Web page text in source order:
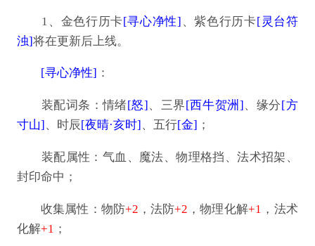
1、金色行历卡[寻心净性] 、紫色行历卡[灵台符
浊]将在更新后上线。
[寻心净性] ：
装配词条：情绪[怒] 、三界 [西牛贺洲] 、缘分 [方
寸山] 、时辰[夜晴·亥时] 、五行[金] ；
装配属性：气血、魔法、物理格挡、法术招架、
封印命中；
收集属性：物防+2 ，法防+2 ，物理化解+1 ，法术
化解+1 ；